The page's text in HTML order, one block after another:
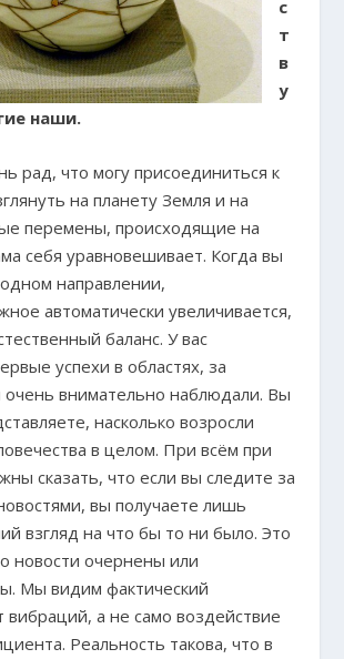
с
т
в
у
наши.
рад, что могу присоединиться к
на планету Земля и на
перемены, происходящие на
себя уравновешивает. Когда вы
направлении,
автоматически увеличивается,
баланс. У вас
успехи в областях, за
внимательно наблюдали. Вы
насколько возросли
в целом. При всём при
сказать, что если вы следите за
вы получаете лишь
взгляд на что бы то ни было. Это
новости очернены или
Мы видим фактический
а не само воздействие
Реальность такова, что в